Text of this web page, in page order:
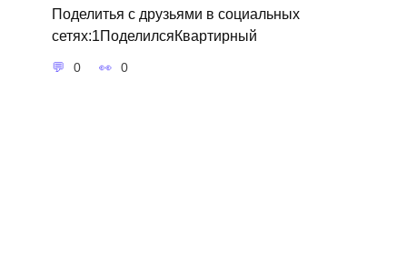
Поделитья с друзьями в социальных
сетях:1ПоделилсяКвартирный
0 0